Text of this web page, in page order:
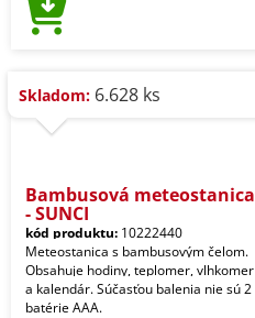
Skladom: 6.628 ks
Bambusová meteostanica
- SUNCI
kód produktu: 10222440
Meteostanica s bambusovým čelom.
Obsahuje hodiny, teplomer, vlhkomer
a kalendár. Súčasťou balenia nie sú 2
batérie AAA.